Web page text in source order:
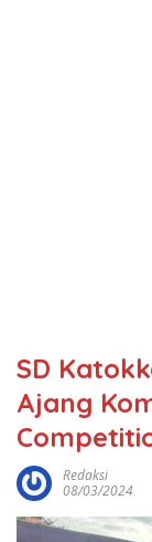
SD
Ajang
Redaksi
08/03/2024